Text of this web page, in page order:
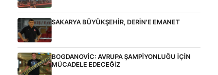
SAKARYA BÜYÜKŞEHİR, DERİN'E EMANET
BOGDANOVİC: AVRUPA ŞAMPİYONLUĞU İÇİN
MÜCADELE EDECEĞİZ